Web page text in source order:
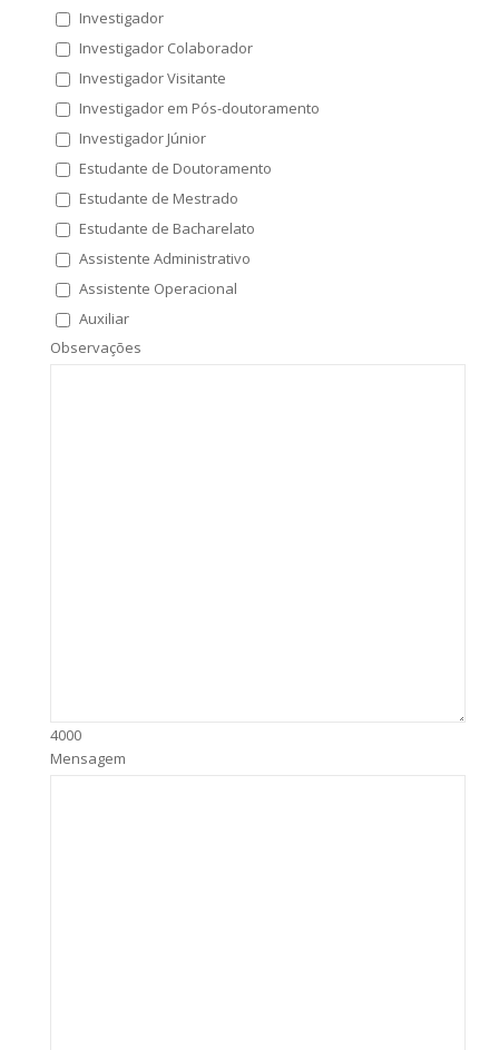
Investigador
Investigador Colaborador
Investigador Visitante
Investigador em Pós-doutoramento
Investigador Júnior
Estudante de Doutoramento
Estudante de Mestrado
Estudante de Bacharelato
Assistente Administrativo
Assistente Operacional
Auxiliar
Observações
4000
Mensagem